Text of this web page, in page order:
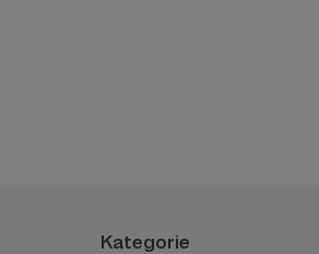
Kategorie